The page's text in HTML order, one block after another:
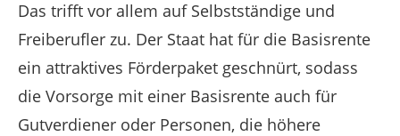
Das trifft vor allem auf Selbstständige und
Freiberufler zu. Der Staat hat für die Basisrente
ein attraktives Förderpaket geschnürt, sodass
die Vorsorge mit einer Basisrente auch für
Gutverdiener oder Personen, die höhere